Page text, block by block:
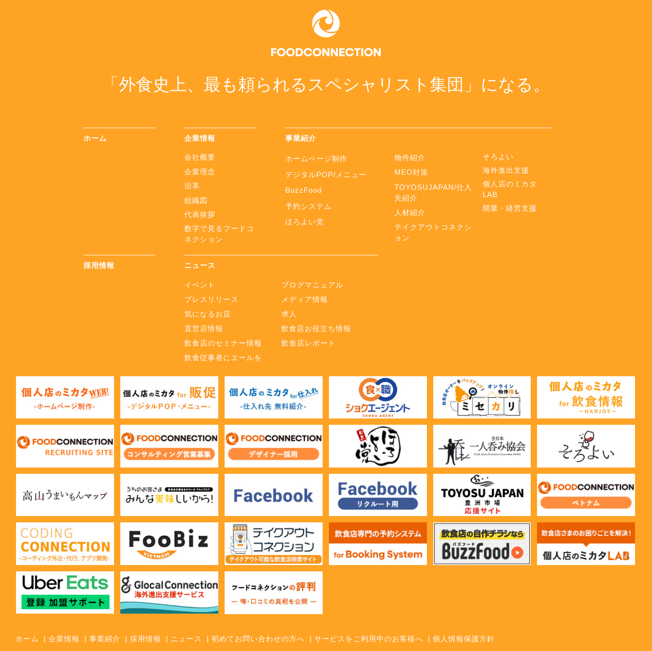
「外食史上、最も頼られるスペシャリスト集団」になる。
ホーム 企業情報
会社概要
企業理念
沿革
組織図
代表挨拶
数字で見るフードコ
ネクション
事業紹介
ホームページ制作
デジタルPOP/メニュー
BuzzFood
予約システム
ほろよい党
物件紹介
MEO対策
TOYOSUJAPAN/仕入
先紹介
人材紹介
テイクアウトコネクシ
ョン
そろよい
海外進出支援
個人店のミカタ
LAB
開業・経営支援
採用情報 ニュース
イベント
ブログマニュアル
プレスリリース
メディア情報
気になるお店
求人
直営店情報
飲食店お役立ち情報
飲食店のセミナー情報
飲食店レポート
飲食従事者にエールを
ホーム 企業情報 事業紹介 採用情報 ニュース 初めてお問い合わせの方へ サービスをご利用中のお客様へ 個人情報保護方針